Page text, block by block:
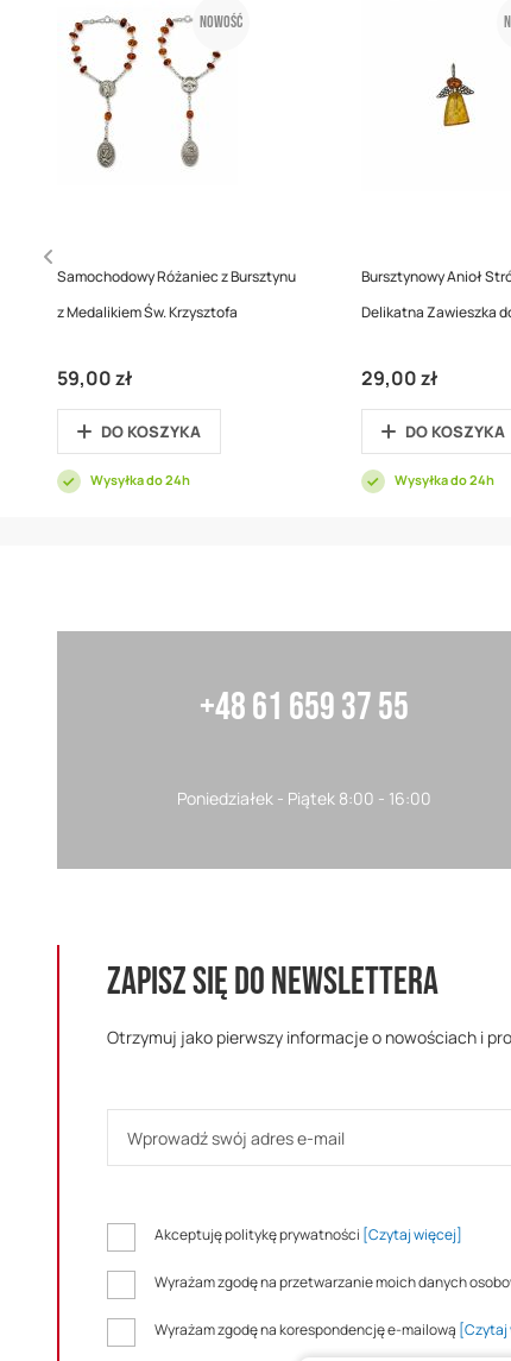
Nowość
Samochodowy Różaniec z Bursztynu
z Medalikiem Św. Krzysztofa
59,00 zł
DO KOSZYKA
Wysyłka do 24h
Bursztynowy Anioł
Delikatna Zawieszka
29,00 zł
DO KOSZYKA
Wysyłka do 24h
+48 61 659 37 55
Poniedziałek - Piątek 8:00 - 16:00
ZAPISZ SIĘ DO NEWSLETTERA
Otrzymuj jako pierwszy informacje o nowościach i
Akceptuję politykę prywatności [Czytaj więcej]
Wyrażam zgodę na przetwarzanie moich danych
Wyrażam zgodę na korespondencję e-mailową [Czytaj